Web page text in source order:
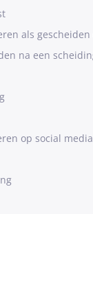
als
na een
op social media